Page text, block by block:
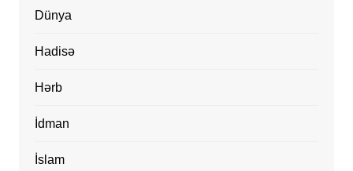
Dünya
Hadisə
Hərb
İdman
İslam